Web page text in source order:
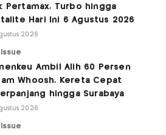
Pertamax, Turbo hingga
Hari Ini 6 Agustus 2026
2026
Ambil Alih 60 Persen
Whoosh, Kereta Cepat
hingga Surabaya
2026